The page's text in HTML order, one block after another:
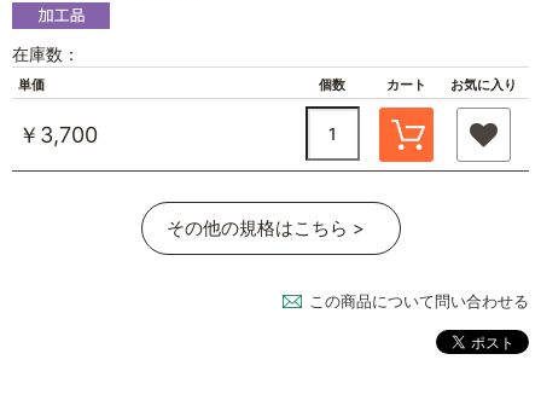
在庫数：
単価 個数 カート お気に入り
￥3,700
その他の規格はこちら >
この商品について問い合わせる